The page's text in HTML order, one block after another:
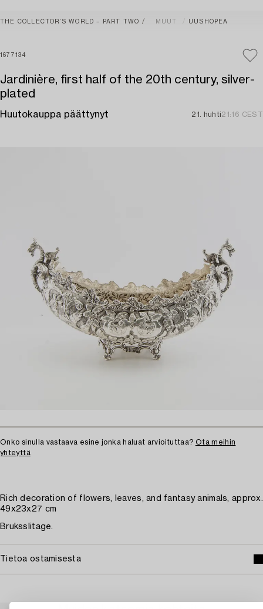
THE COLLECTOR’S WORLD – PART TWO MUUT UUSHOPEA
1677134
Jardinière, first half of the 20th century, silver-
plated
Huutokauppa päättynyt 21. huhti21:16 CEST
Onko sinulla vastaava esine jonka haluat arvioituttaa? Ota meihin
yhteyttä
Rich decoration of flowers, leaves, and fantasy animals, approx.
49x23x27 cm
Bruksslitage.
Tietoa ostamisesta